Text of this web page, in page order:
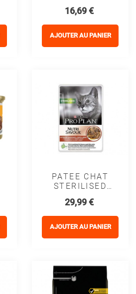
DIETS EN
- PROPLAN
Prix
16,69 €
AJOUTER AU PANIER
PATEE CHAT
STERILISED
BOEUF -
PURINA
PROPLAN
Prix
29,99 €
AJOUTER AU PANIER